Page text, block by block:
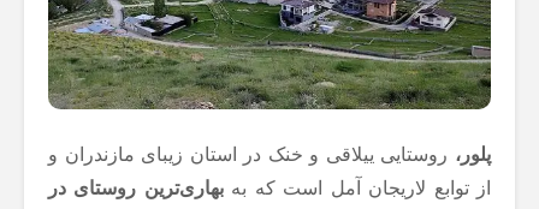
پلور، روستایی ییلاقی و خنک در استان زیبای مازندران و
از توابع لاریجان آمل است که بهبهاری‌ترین روستای در